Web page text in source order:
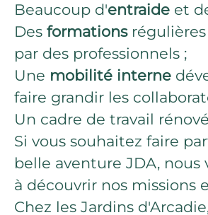
Beaucoup d'entraide et
Des formationsrégulières
par des professionnels ;
Une mobilité interne
faire grandir les
Un cadre de travail
Si vous souhaitez faire
belle aventure JDA, nous
à découvrir nos missions
Chez les Jardins